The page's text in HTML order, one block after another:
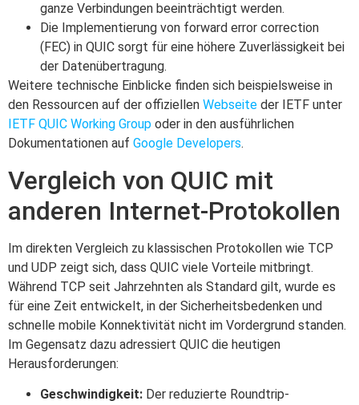
ganze Verbindungen beeinträchtigt werden.
Die Implementierung von forward error correction
(FEC) in QUIC sorgt für eine höhere Zuverlässigkeit bei
der Datenübertragung.
Weitere technische Einblicke finden sich beispielsweise in
den Ressourcen auf der offiziellen Webseite der IETF unter
IETF QUIC Working Group oder in den ausführlichen
Dokumentationen auf Google Developers.
Vergleich von QUIC mit
anderen Internet-Protokollen
Im direkten Vergleich zu klassischen Protokollen wie TCP
und UDP zeigt sich, dass QUIC viele Vorteile mitbringt.
Während TCP seit Jahrzehnten als Standard gilt, wurde es
für eine Zeit entwickelt, in der Sicherheitsbedenken und
schnelle mobile Konnektivität nicht im Vordergrund standen.
Im Gegensatz dazu adressiert QUIC die heutigen
Herausforderungen:
Geschwindigkeit: Der reduzierte Roundtrip-